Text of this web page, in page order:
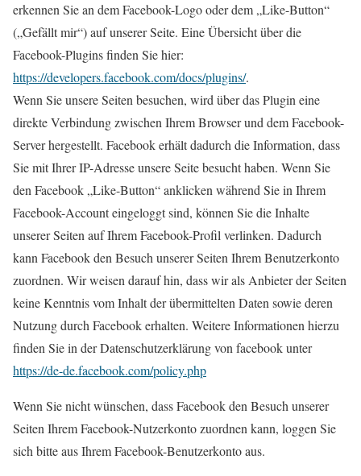
erkennen Sie an dem Facebook-Logo oder dem „Like-Button“
(„Gefällt mir“) auf unserer Seite. Eine Übersicht über die
Facebook-Plugins finden Sie hier:
https://developers.facebook.com/docs/plugins/.
Wenn Sie unsere Seiten besuchen, wird über das Plugin eine
direkte Verbindung zwischen Ihrem Browser und dem Facebook-
Server hergestellt. Facebook erhält dadurch die Information, dass
Sie mit Ihrer IP-Adresse unsere Seite besucht haben. Wenn Sie
den Facebook „Like-Button“ anklicken während Sie in Ihrem
Facebook-Account eingeloggt sind, können Sie die Inhalte
unserer Seiten auf Ihrem Facebook-Profil verlinken. Dadurch
kann Facebook den Besuch unserer Seiten Ihrem Benutzerkonto
zuordnen. Wir weisen darauf hin, dass wir als Anbieter der Seiten
keine Kenntnis vom Inhalt der übermittelten Daten sowie deren
Nutzung durch Facebook erhalten. Weitere Informationen hierzu
finden Sie in der Datenschutzerklärung von facebook unter
https://de-de.facebook.com/policy.php
Wenn Sie nicht wünschen, dass Facebook den Besuch unserer
Seiten Ihrem Facebook-Nutzerkonto zuordnen kann, loggen Sie
sich bitte aus Ihrem Facebook-Benutzerkonto aus.